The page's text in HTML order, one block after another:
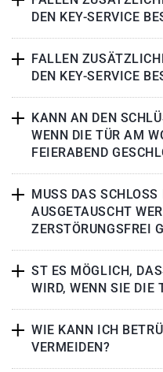
DEN KEY-SERVICE
FALLEN
DEN KEY-SERVICE
KANN AN DEN
WENN DIE TÜR AM
FEIERABEND
MUSS DAS
AUSGETAUSCHT
ZERSTÖRUNGSFREI
ST ES MÖGLICH,
WIRD, WENN SIE DIE
WIE KANN ICH
VERMEIDEN?